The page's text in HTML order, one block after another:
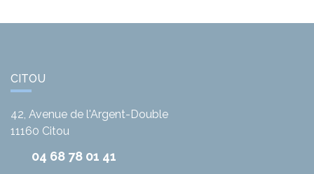
CITOU
42, Avenue de l'Argent-Double
11160 Citou
04 68 78 01 41